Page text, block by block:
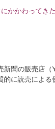
かかわってき
新聞の販売店（
的に読売による